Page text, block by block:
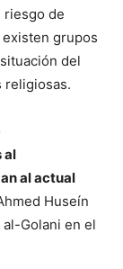
riesgo de
grupos
del
religiosas.
al
al actual
Huseín
Golani en el